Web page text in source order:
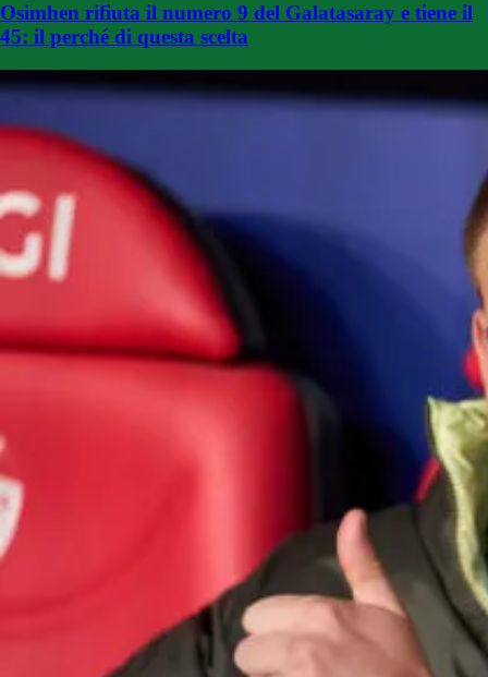
Osimhen rifiuta il numero 9 del Galatasaray e tiene il
45: il perché di questa scelta